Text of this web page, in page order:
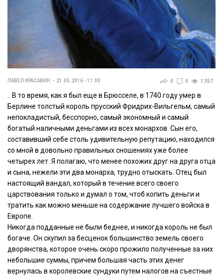
ПАВЕЛ КРАСАВИН 21.05.2016 - 11:00 0 0 1 357
.. В то время, как я был еще в Брюсселе, в 1740 году умер в
Берлине толстый король прусский Фридрих-Вильгельм, самый
непокладистый, бесспорно, самый экономный и самый
богатый наличными деньгами из всех монархов. Сын его,
составивший себе столь удивительную репутацию, находился
со мной в довольно правильных сношениях уже более
четырех лет. Я полагаю, что менее похожих друг на друга отца
и сына, нежели эти два монарха, трудно отыскать. Отец был
настоящий вандал, который в течение всего своего
царствования только и думал о том, чтоб копить деньги и
тратить как можно меньше на содержание лучшего войска в
Европе.
Никогда подданные не были беднее, и никогда король не был
богаче. Он скупил за бесценок большинство земель своего
дворянства, которое очень скоро прожило полученные за них
небольшие суммы, причем большая часть этих денег
вернулась в королевские сундуки путем налогов на съестные